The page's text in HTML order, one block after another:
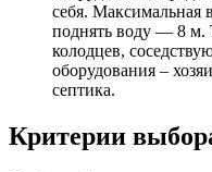
себя. Максимальная
поднять воду — 8 м.
колодцев,
оборудования –
септика.
Критерии